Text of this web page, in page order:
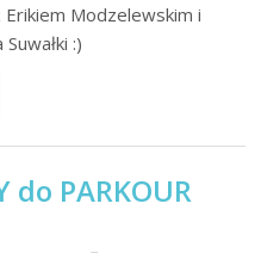
Modzelewskim i
:)
do PARKOUR